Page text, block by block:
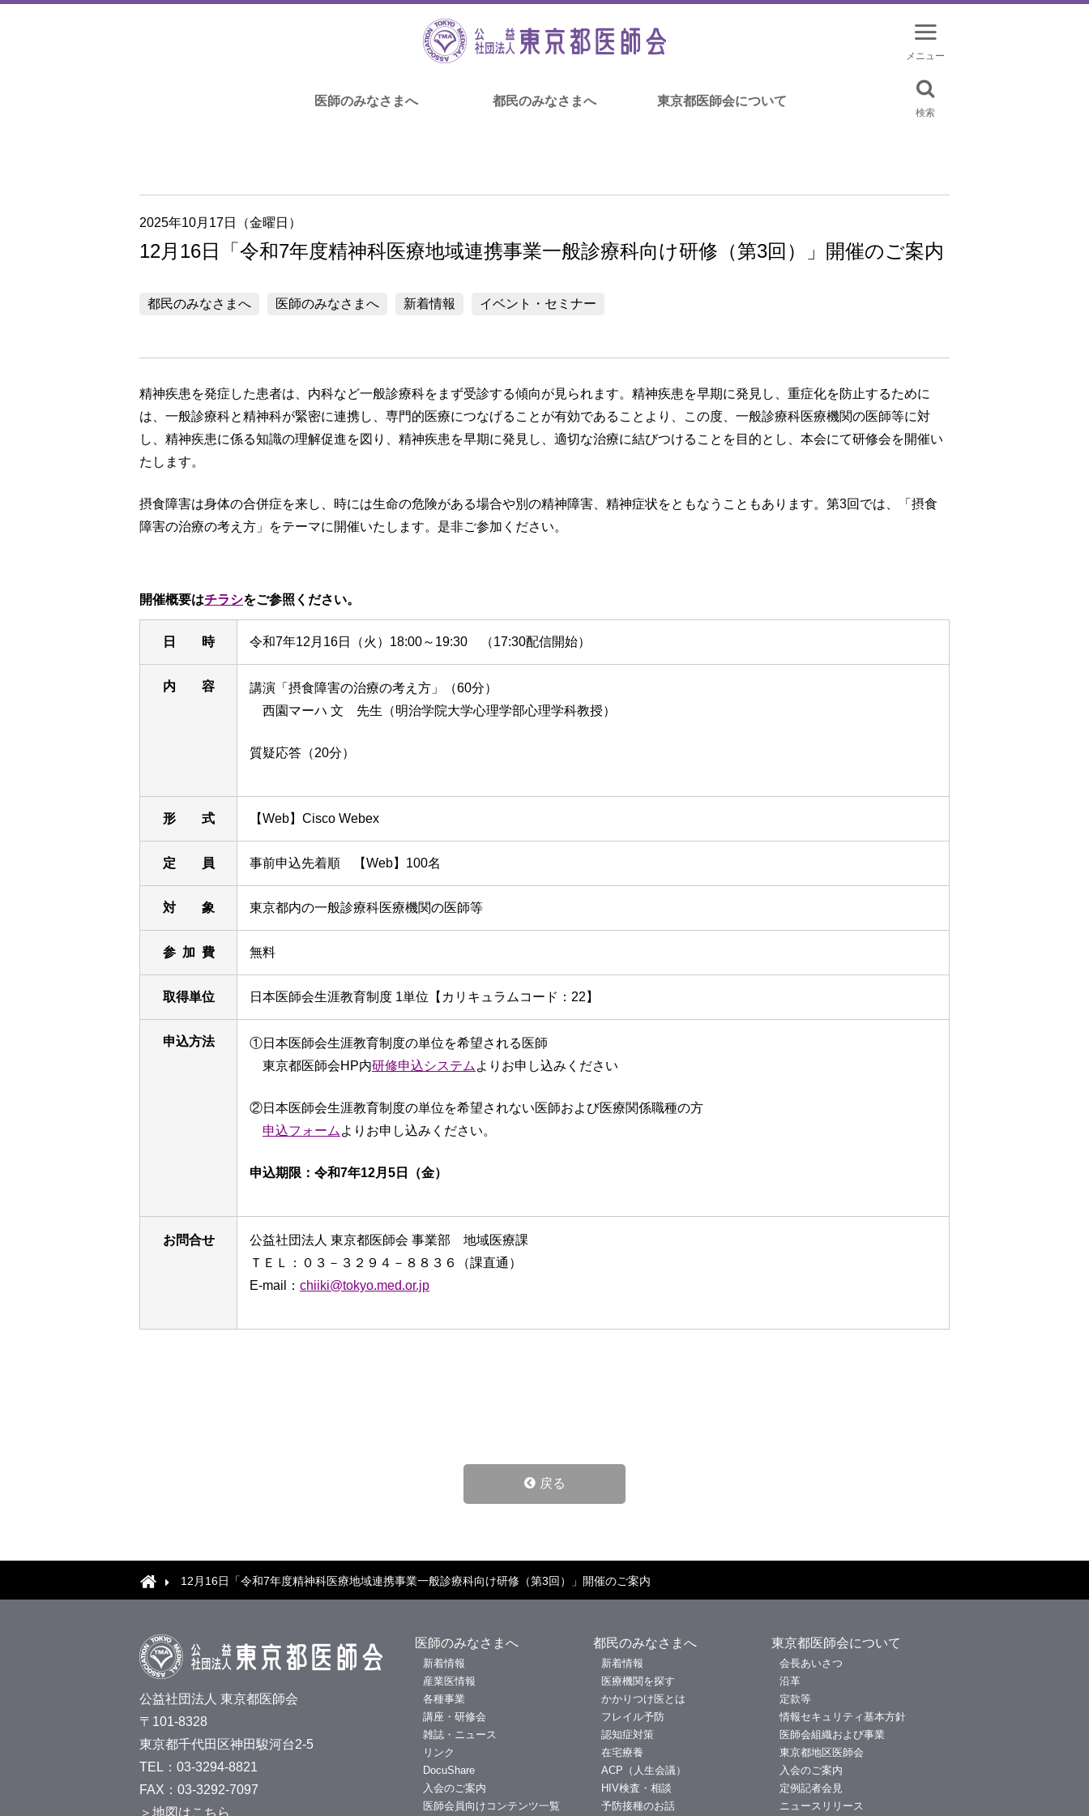
医師のみなさまへ 都民のみなさまへ 東京都医師会について
メニュー
検索
2025年10月17日（金曜日）
12月16日「令和7年度精神科医療地域連携事業一般診療科向け研修（第3回）」開催のご案内
都民のみなさまへ 医師のみなさまへ 新着情報 イベント・セミナー
精神疾患を発症した患者は、内科など一般診療科をまず受診する傾向が見られます。精神疾患を早期に発見し、重症化を防止するために
は、一般診療科と精神科が緊密に連携し、専門的医療につなげることが有効であることより、この度、一般診療科医療機関の医師等に対
し、精神疾患に係る知識の理解促進を図り、精神疾患を早期に発見し、適切な治療に結びつけることを目的とし、本会にて研修会を開催い
たします。
摂食障害は身体の合併症を来し、時には生命の危険がある場合や別の精神障害、精神症状をともなうこともあります。第3回では、「摂食
障害の治療の考え方」をテーマに開催いたします。是非ご参加ください。
開催概要はチラシをご参照ください。
日 時 令和7年12月16日（火）18:00～19:30 （17:30配信開始）
内 容
講演「摂食障害の治療の考え方」（60分）
西園マーハ 文 先生（明治学院大学心理学部心理学科教授）
質疑応答（20分）
形 式 【Web】Cisco Webex
定 員 事前申込先着順 【Web】100名
対 象 東京都内の一般診療科医療機関の医師等
参 加 費 無料
取得単位 日本医師会生涯教育制度 1単位【カリキュラムコード：22】
申込方法
①日本医師会生涯教育制度の単位を希望される医師
東京都医師会HP内研修申込システム よりお申し込みください
②日本医師会生涯教育制度の単位を希望されない医師および医療関係職種の方
申込フォーム よりお申し込みください。
申込期限：令和7年12月5日（金）
お問合せ
公益社団法人 東京都医師会 事業部 地域医療課
ＴＥＬ：０３－３２９４－８８３６（課直通）
E-mail： chiiki@tokyo.med.or.jp
戻る
12月16日「令和7年度精神科医療地域連携事業一般診療科向け研修（第3回）」開催のご案内
公益社団法人 東京都医師会
〒101-8328
東京都千代田区神田駿河台2-5
TEL：03-3294-8821
FAX：03-3292-7097
＞地図はこちら
医師のみなさまへ
新着情報
産業医情報
各種事業
講座・研修会
雑誌・ニュース
リンク
DocuShare
入会のご案内
医師会員向けコンテンツ一覧
都民のみなさまへ
新着情報
医療機関を探す
かかりつけ医とは
フレイル予防
認知症対策
在宅療養
ACP（人生会議）
HIV検査・相談
予防接種のお話
東京都医師会について
会長あいさつ
沿革
定款等
情報セキュリティ基本方針
医師会組織および事業
東京都地区医師会
入会のご案内
定例記者会見
ニュースリリース